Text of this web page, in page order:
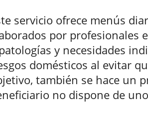
servicio ofrece menús
por profesionales
y necesidades
domésticos al evitar
también se hace un
no dispone de